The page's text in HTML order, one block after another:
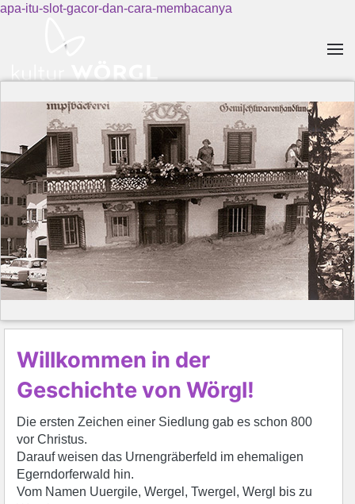
apa-itu-slot-gacor-dan-cara-membacanya
Willkommen in der
Geschichte von Wörgl!
Die ersten Zeichen einer Siedlung gab es schon 800
vor Christus.
Darauf weisen das Urnengräberfeld im ehemaligen
Egerndorferwald hin.
Vom Namen Uuergile, Wergel, Twergel, Wergl bis zu